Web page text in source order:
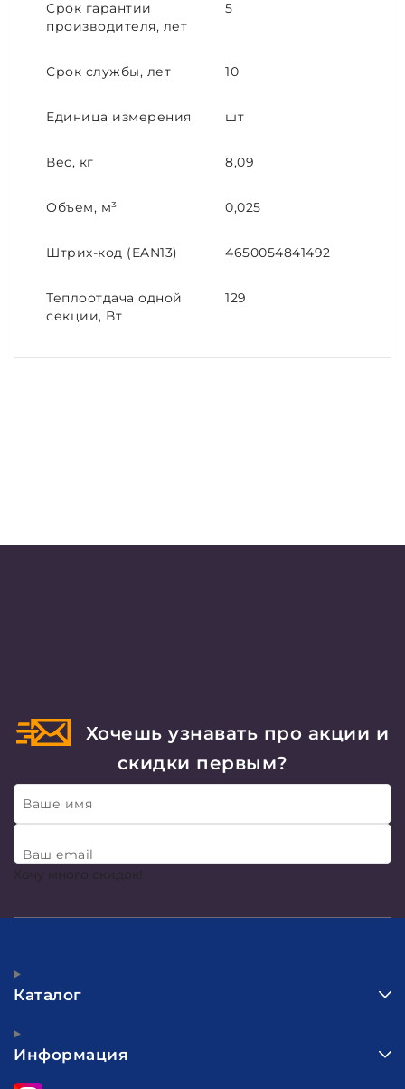
Срок гарантии
производителя, лет
5
Срок службы, лет 10
Единица измерения шт
Вес, кг 8,09
Объем, м³ 0,025
Штрих-код (EAN13) 4650054841492
Теплоотдача одной
секции, Вт
129
Хочешь узнавать про акции и
скидки первым?
Ваше имя
Ваш email
Хочу много скидок!
Каталог
Информация